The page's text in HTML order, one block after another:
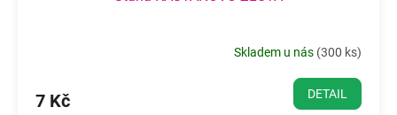
Skladem u nás (300 ks)
7 Kč DETAIL